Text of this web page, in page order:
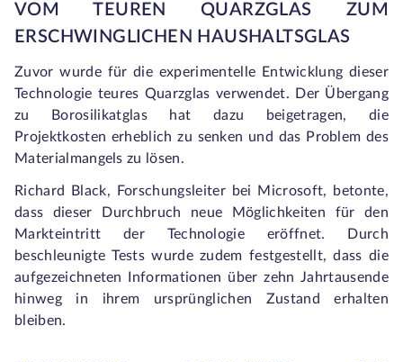
VOM TEUREN QUARZGLAS ZUM
ERSCHWINGLICHEN HAUSHALTSGLAS
Zuvor wurde für die experimentelle Entwicklung dieser
Technologie teures Quarzglas verwendet. Der Übergang
zu Borosilikatglas hat dazu beigetragen, die
Projektkosten erheblich zu senken und das Problem des
Materialmangels zu lösen.
Richard Black, Forschungsleiter bei Microsoft, betonte,
dass dieser Durchbruch neue Möglichkeiten für den
Markteintritt der Technologie eröffnet. Durch
beschleunigte Tests wurde zudem festgestellt, dass die
aufgezeichneten Informationen über zehn Jahrtausende
hinweg in ihrem ursprünglichen Zustand erhalten
bleiben.